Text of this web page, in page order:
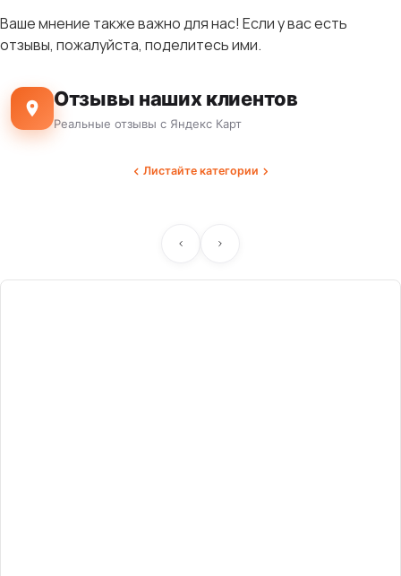
Ваше мнение также важно для нас! Если у вас есть
отзывы, пожалуйста, поделитесь ими.
Отзывы наших клиентов
Реальные отзывы с Яндекс Карт
Листайте категории